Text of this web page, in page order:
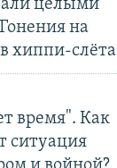
целыми
на
хиппи-слёта
время". Как
ситуация